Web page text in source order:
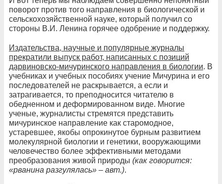
поворот против того направления в биологической и
сельскохозяйственной науке, который получил со
стороны В.И. Ленина горячее одобрение и поддержку.
Издательства, научные и популярные журналы
прекратили выпуск работ, написанных с позиций
дарвиновско-мичуринского направления в биологии. В
учебниках и учебных пособиях учение Мичурина и его
последователей не раскрывается, а если и
затрагивается, то преподносится читателю в
обедненном и деформированном виде. Многие
ученые, журналисты стремятся представить
мичуринское направление как старомодное,
устаревшее, якобы опрокинутое бурным развитием
молекулярной биологии и генетики, вооружающими
человечество более эффективными методами
преобразования живой природы (как говорится:
«рванина разгулялась» – авт.).